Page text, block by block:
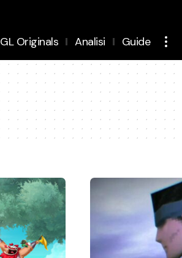
GL Originals Analisi Guide